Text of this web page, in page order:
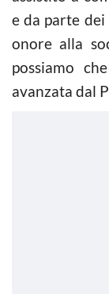
e da parte
onore alla
possiamo
avanzata dal